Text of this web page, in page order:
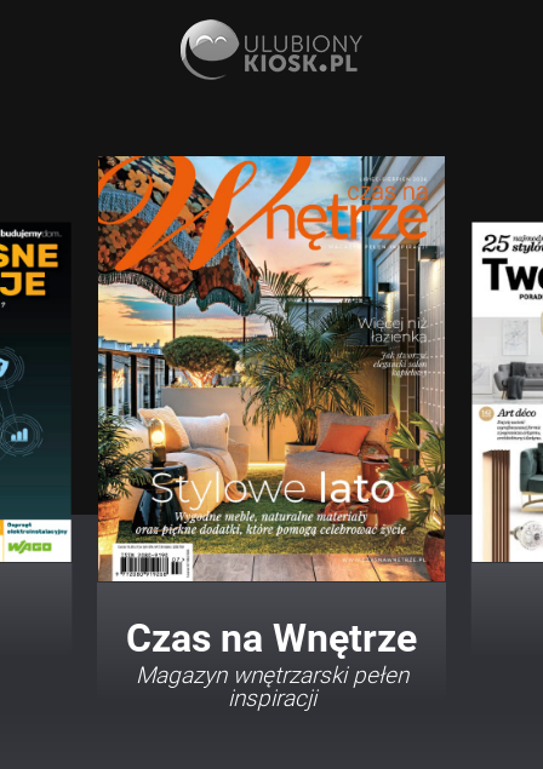
Twój Dom Twój Styl
Porady i inspiracje w
najmodniejszych stylach